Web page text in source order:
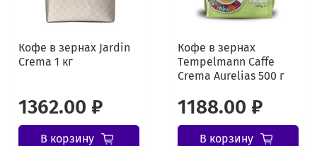
Кофе в зернах Jardin
Crema 1 кг
1362.00 ₽
В корзину
Кофе в зернах
Tеmpelmann Caffe
Crema Aurelias 500 г
1188.00 ₽
В корзину